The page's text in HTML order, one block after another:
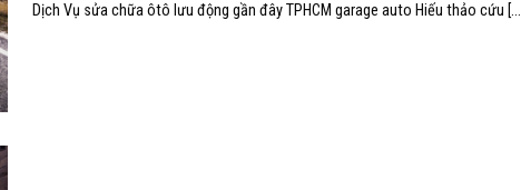
Dịch Vụ sửa chữa ôtô lưu động gần đây TPHCM garage auto Hiếu thảo cứu